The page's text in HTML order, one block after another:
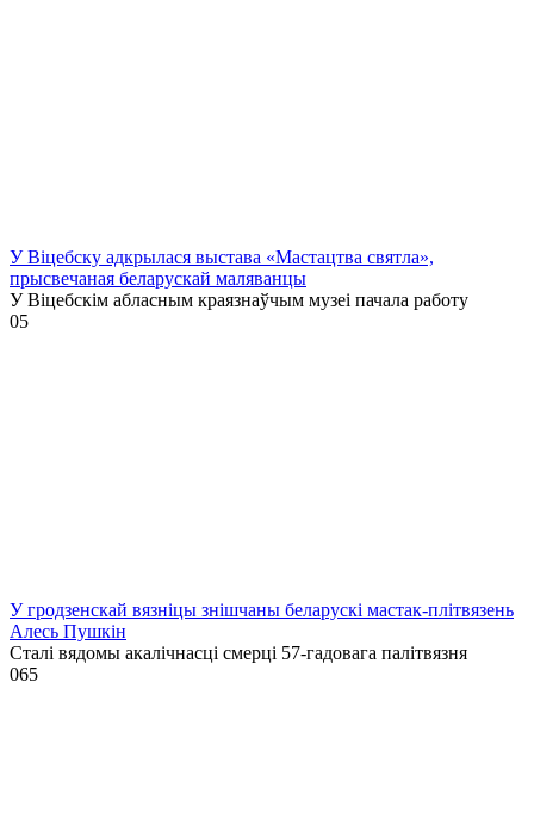
У Віцебску адкрылася выстава «Мастацтва святла»,
прысвечаная беларускай маляванцы
У Віцебскім абласным краязнаўчым музеі пачала работу
05
У гродзенскай вязніцы знішчаны беларускі мастак-плітвязень
Алесь Пушкін
Сталі вядомы акалічнасці смерці 57-гадовага палітвязня
065